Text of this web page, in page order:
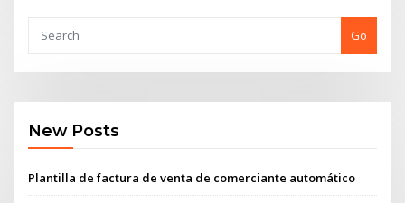
Go
New Posts
Plantilla de factura de venta de comerciante automático